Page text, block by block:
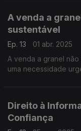
A venda a
sustentável
Ep. 13
01 abr. 2025
A venda a granel
uma necessidade
Direito à
Confiança